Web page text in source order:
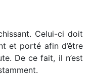
Celui-ci doit
et porté afin d’être
De ce fait, il n’est